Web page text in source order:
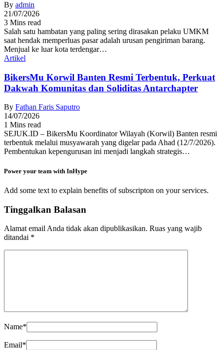
By admin
21/07/2026
3 Mins read
Salah satu hambatan yang paling sering dirasakan pelaku UMKM
saat hendak memperluas pasar adalah urusan pengiriman barang.
Menjual ke luar kota terdengar…
Artikel
BikersMu Korwil Banten Resmi Terbentuk, Perkuat
Dakwah Komunitas dan Soliditas Antarchapter
By Fathan Faris Saputro
14/07/2026
1 Mins read
SEJUK.ID – BikersMu Koordinator Wilayah (Korwil) Banten resmi
terbentuk melalui musyawarah yang digelar pada Ahad (12/7/2026).
Pembentukan kepengurusan ini menjadi langkah strategis…
Power your team with InHype
Add some text to explain benefits of subscripton on your services.
Tinggalkan Balasan
Alamat email Anda tidak akan dipublikasikan. Ruas yang wajib
ditandai *
Name*
Email*